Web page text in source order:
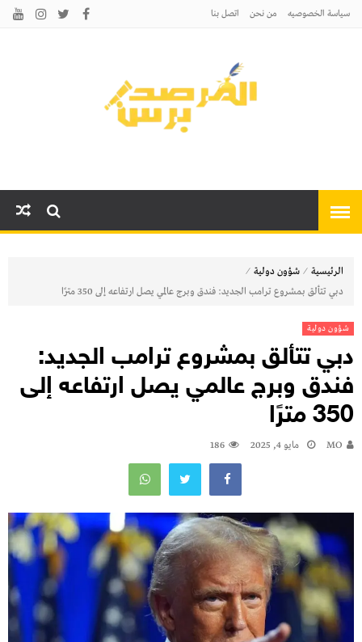
سياسة الخصوصيه من نحن اتصل بنا
الرئيسية ⁄ شؤون دولية ⁄
دبي تتألق بمشروع ترامب الجديد: فندق وبرج عالمي يصل ارتفاعه إلى 350 مترًا
شؤون دولية
دبي تتألق بمشروع ترامب الجديد:
فندق وبرج عالمي يصل ارتفاعه إلى
350 مترًا
MO مايو 4, 2025 186